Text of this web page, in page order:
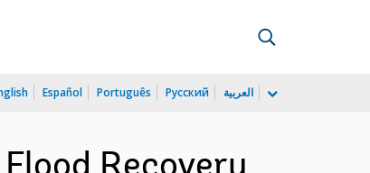
Español Português Русский العربية